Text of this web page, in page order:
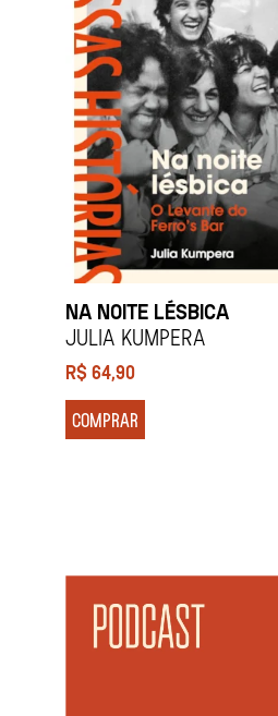
NA NOITE LÉSBICA
Julia Kumpera
R$64,90
COMPRAR